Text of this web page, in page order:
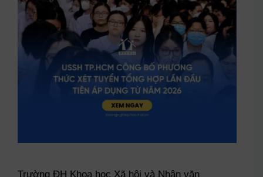
Trường ĐH Khoa học Xã hội và Nhân văn